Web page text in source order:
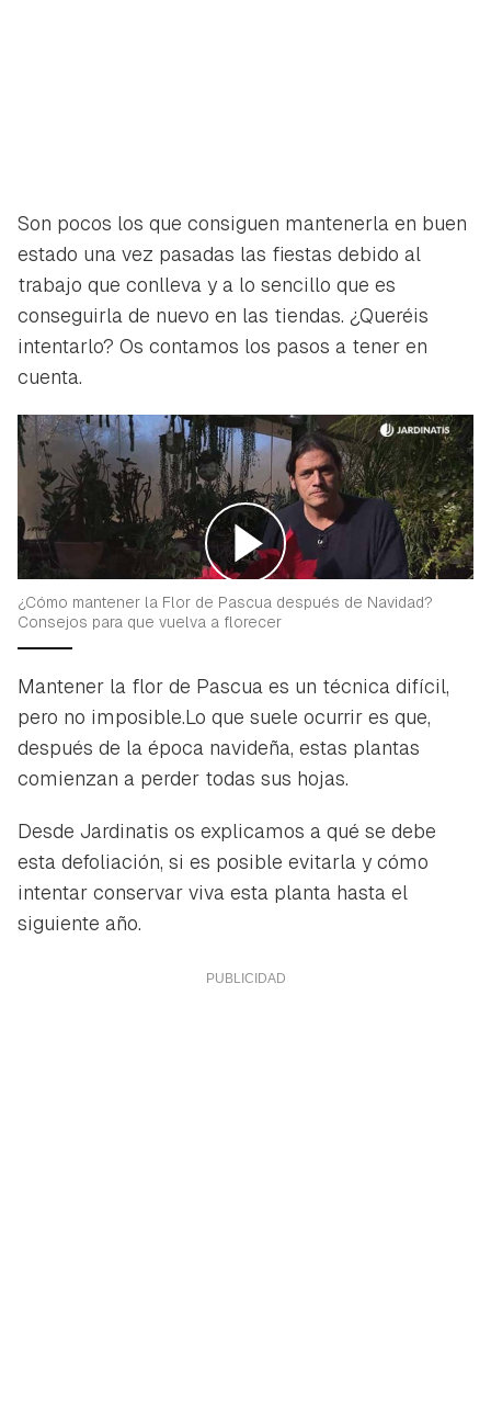
Son pocos los que consiguen mantenerla en buen
estado una vez pasadas las fiestas debido al
trabajo que conlleva y a lo sencillo que es
conseguirla de nuevo en las tiendas. ¿Queréis
intentarlo? Os contamos los pasos a tener en
cuenta.
¿Cómo mantener la Flor de Pascua después de Navidad?
Consejos para que vuelva a florecer
Mantener la flor de Pascua es un técnica difícil,
pero no imposible.Lo que suele ocurrir es que,
después de la época navideña, estas plantas
comienzan a perder todas sus hojas.
Desde Jardinatis os explicamos a qué se debe
esta defoliación, si es posible evitarla y cómo
intentar conservar viva esta planta hasta el
siguiente año.